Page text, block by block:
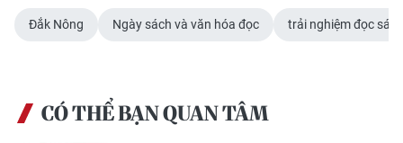
Đắk Nông Ngày sách và văn hóa đọc trải nghiệm đọc
CÓ THỂ BẠN QUAN TÂM